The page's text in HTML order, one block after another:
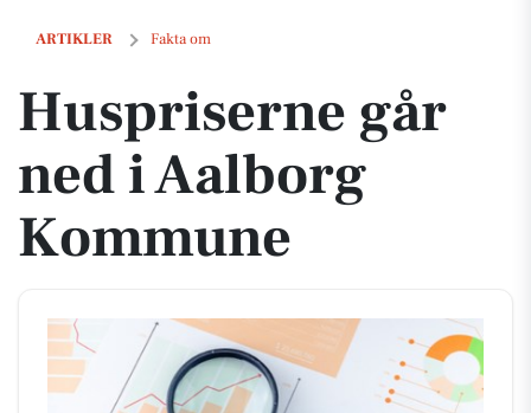
ARTIKLER Fakta om
Huspriserne går ned i Aalborg Kommune
Huspriserne går
ned i Aalborg
Kommune